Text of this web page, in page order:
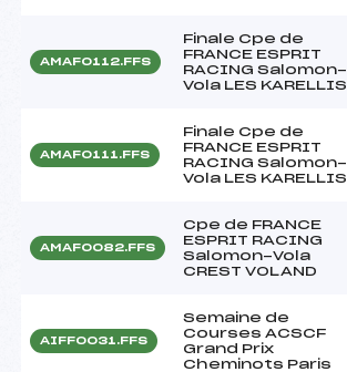
AMAF0112.FFS
Finale Cpe de
FRANCE ESPRIT
RACING Salomon-
Vola LES KARELLIS
AMAF0111.FFS
Finale Cpe de
FRANCE ESPRIT
RACING Salomon-
Vola LES KARELLIS
AMAF0082.FFS
Cpe de FRANCE
ESPRIT RACING
Salomon-Vola
CREST VOLAND
AIFF0031.FFS
Semaine de
Courses ACSCF
Grand Prix
Cheminots Paris